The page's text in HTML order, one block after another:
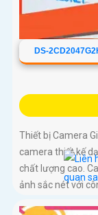
DS-
Thiết bị Camera
camera thiết kế
chất lượng cao.
ảnh sắc nét với